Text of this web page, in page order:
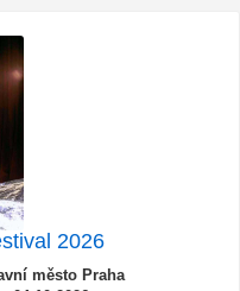
2026
město Praha